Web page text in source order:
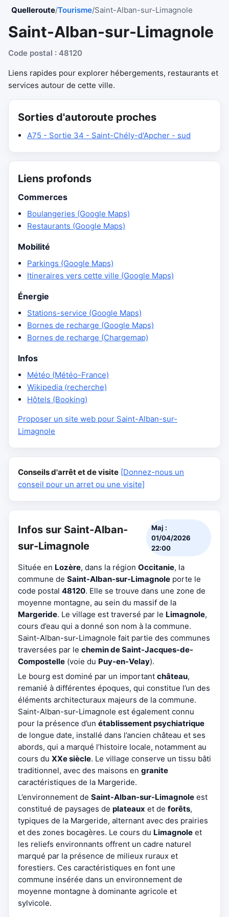
Quelleroute/Tourisme/Saint-Alban-sur-Limagnole
Saint-Alban-sur-Limagnole
Code postal : 48120
Liens rapides pour explorer hébergements, restaurants et
services autour de cette ville.
Sorties d'autoroute proches
A75 - Sortie 34 - Saint-Chély-d'Apcher - sud
Liens profonds
Commerces
Boulangeries (Google Maps)
Restaurants (Google Maps)
Mobilité
Parkings (Google Maps)
Itineraires vers cette ville (Google Maps)
Énergie
Stations-service (Google Maps)
Bornes de recharge (Google Maps)
Bornes de recharge (Chargemap)
Infos
Météo (Météo-France)
Wikipedia (recherche)
Hôtels (Booking)
Proposer un site web pour Saint-Alban-sur-
Limagnole
Conseils d'arrêt et de visite [Donnez-nous un
conseil pour un arret ou une visite]
Infos sur Saint-Alban-
sur-Limagnole
Maj :
01/04/2026
22:00
Située en Lozère, dans la région Occitanie, la
commune de Saint-Alban-sur-Limagnole porte le
code postal 48120. Elle se trouve dans une zone de
moyenne montagne, au sein du massif de la
Margeride. Le village est traversé par le Limagnole,
cours d’eau qui a donné son nom à la commune.
Saint-Alban-sur-Limagnole fait partie des communes
traversées par le chemin de Saint-Jacques-de-
Compostelle (voie du Puy-en-Velay).
Le bourg est dominé par un important château,
remanié à différentes époques, qui constitue l’un des
éléments architecturaux majeurs de la commune.
Saint-Alban-sur-Limagnole est également connu
pour la présence d’un établissement psychiatrique
de longue date, installé dans l’ancien château et ses
abords, qui a marqué l’histoire locale, notamment au
cours du XXe siècle. Le village conserve un tissu bâti
traditionnel, avec des maisons en granite
caractéristiques de la Margeride.
L’environnement de Saint-Alban-sur-Limagnole est
constitué de paysages de plateaux et de forêts,
typiques de la Margeride, alternant avec des prairies
et des zones bocagères. Le cours du Limagnole et
les reliefs environnants offrent un cadre naturel
marqué par la présence de milieux ruraux et
forestiers. Ces caractéristiques en font une
commune insérée dans un environnement de
moyenne montagne à dominante agricole et
sylvicole.